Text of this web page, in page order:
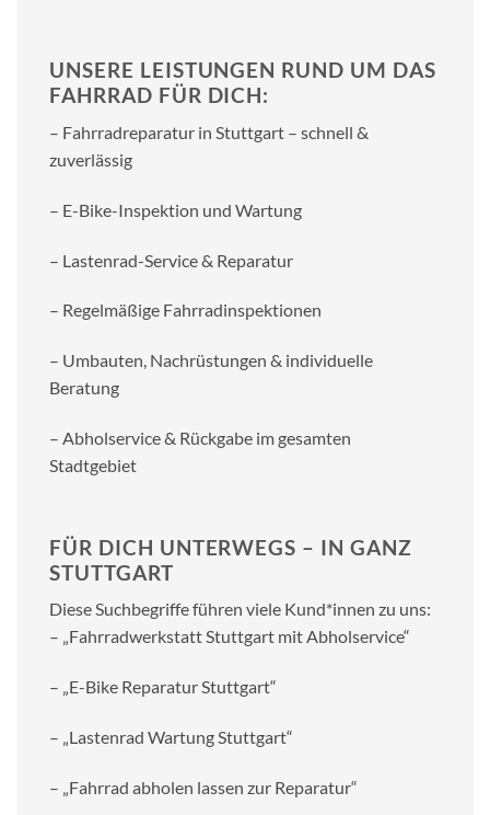
UNSERE LEISTUNGEN RUND UM DAS
FAHRRAD FÜR DICH:
– Fahrradreparatur in Stuttgart – schnell &
zuverlässig
– E-Bike-Inspektion und Wartung
– Lastenrad-Service & Reparatur
– Regelmäßige Fahrradinspektionen
– Umbauten, Nachrüstungen & individuelle
Beratung
– Abholservice & Rückgabe im gesamten
Stadtgebiet
FÜR DICH UNTERWEGS – IN GANZ
STUTTGART
Diese Suchbegriffe führen viele Kund*innen zu uns:
– „Fahrradwerkstatt Stuttgart mit Abholservice“
– „E-Bike Reparatur Stuttgart“
– „Lastenrad Wartung Stuttgart“
– „Fahrrad abholen lassen zur Reparatur“